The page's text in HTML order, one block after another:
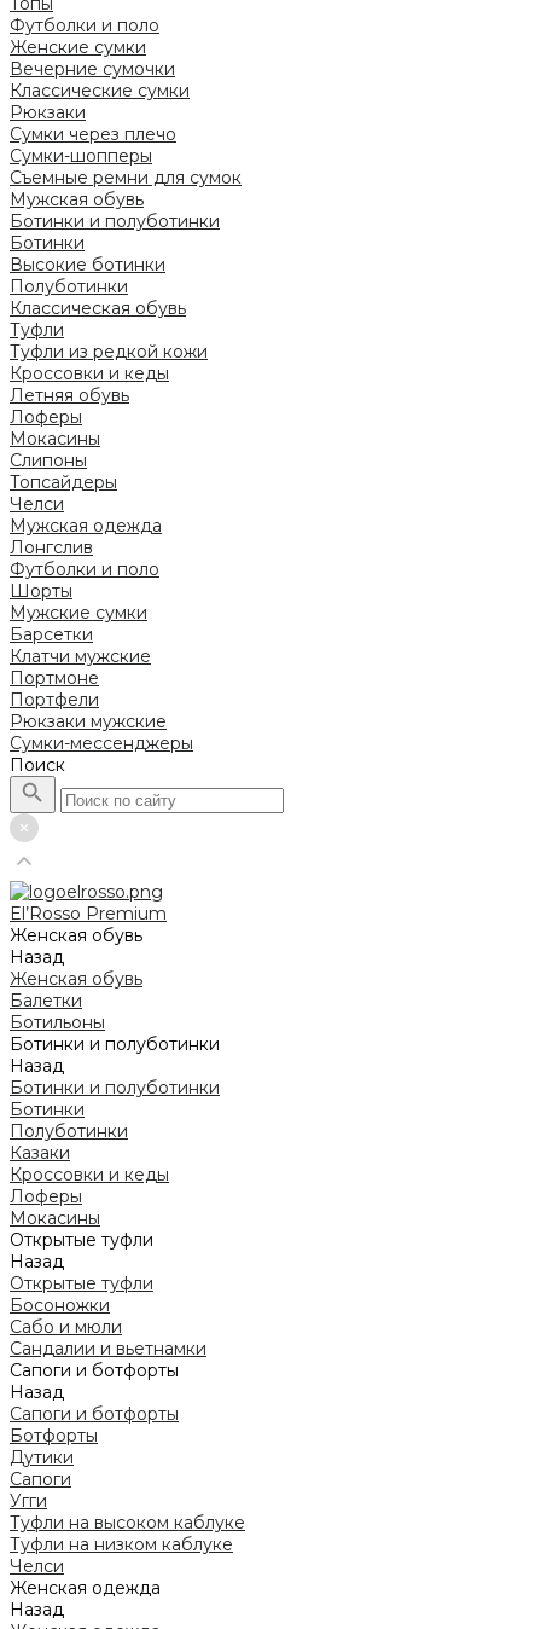
Футболки и поло
Женские сумки
Вечерние сумочки
Классические сумки
Рюкзаки
Сумки через плечо
Сумки-шопперы
Съемные ремни для сумок
Мужская обувь
Ботинки и полуботинки
Ботинки
Высокие ботинки
Полуботинки
Классическая обувь
Туфли
Туфли из редкой кожи
Кроссовки и кеды
Летняя обувь
Лоферы
Мокасины
Слипоны
Топсайдеры
Челси
Мужская одежда
Лонгслив
Футболки и поло
Шорты
Мужские сумки
Барсетки
Клатчи мужские
Портмоне
Портфели
Рюкзаки мужские
Сумки-мессенджеры
Поиск
El’Rosso Premium
Женская обувь
Назад
Женская обувь
Балетки
Ботильоны
Ботинки и полуботинки
Назад
Ботинки и полуботинки
Ботинки
Полуботинки
Казаки
Кроссовки и кеды
Лоферы
Мокасины
Открытые туфли
Назад
Открытые туфли
Босоножки
Сабо и мюли
Сандалии и вьетнамки
Сапоги и ботфорты
Назад
Сапоги и ботфорты
Ботфорты
Дутики
Сапоги
Угги
Туфли на высоком каблуке
Туфли на низком каблуке
Челси
Женская одежда
Назад